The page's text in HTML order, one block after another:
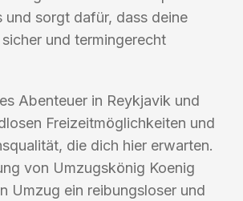
und sorgt dafür, dass deine
und termingerecht
Abenteuer in Reykjavik und
Freizeitmöglichkeiten und
die dich hier erwarten.
von Umzugskönig Koenig
Umzug ein reibungsloser und